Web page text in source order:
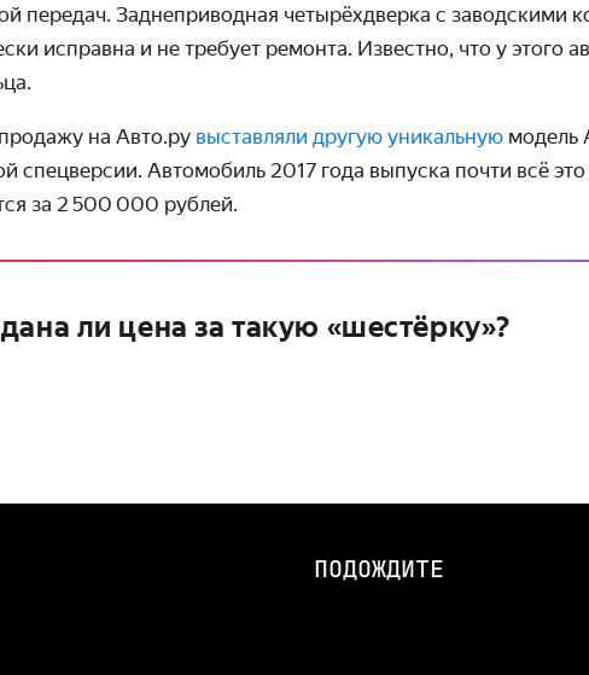
передач. Задне­приводная четырёх­дверка с заводскими
исправна и не требует ремонта. Известно, что у этого
на Авто.ру выставляли другую уникальную модель
спецверсии. Автомобиль 2017 года выпуска почти всё
за 2 500 000 рублей.
ли цена за такую «шестёрку»?
ПОДОЖДИТЕ